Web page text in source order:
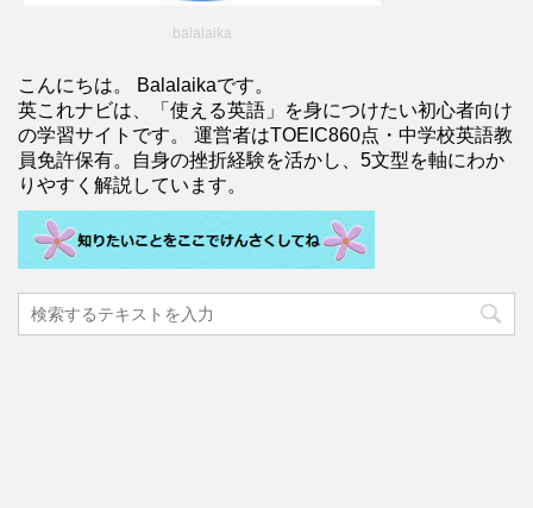
balalaika
こんにちは。 Balalaikaです。
英これナビは、「使える英語」を身につけたい初心者向け
の学習サイトです。 運営者はTOEIC860点・中学校英語教
員免許保有。自身の挫折経験を活かし、5文型を軸にわか
りやすく解説しています。